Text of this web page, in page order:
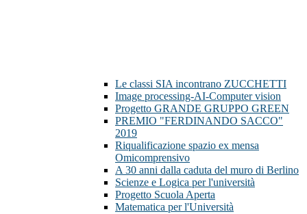
Le classi SIA incontrano ZUCCHETTI
Image processing-AI-Computer vision
Progetto GRANDE GRUPPO GREEN
PREMIO "FERDINANDO SACCO"
2019
Riqualificazione spazio ex mensa
Omicomprensivo
A 30 anni dalla caduta del muro di Berlino
Scienze e Logica per l'università
Progetto Scuola Aperta
Matematica per l'Università